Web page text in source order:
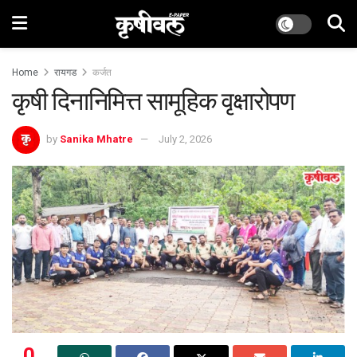
Home रायगड कर्जत
कृषी दिनानिमित्त सामूहिक वृक्षारोपण
by Sanika Mhatre July 2, 2026